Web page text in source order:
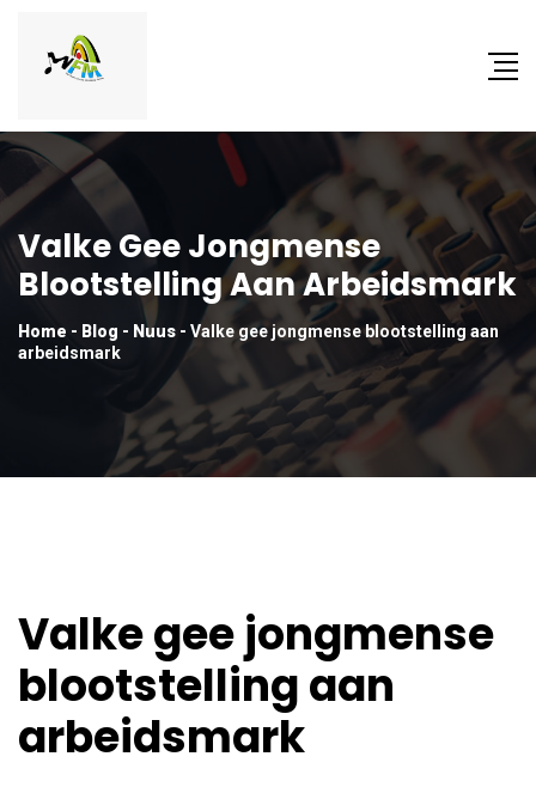
Valke Gee Jongmense
Blootstelling Aan Arbeidsmark
Home - Blog - Nuus - Valke gee jongmense blootstelling aan
arbeidsmark
Valke gee jongmense
blootstelling aan
arbeidsmark